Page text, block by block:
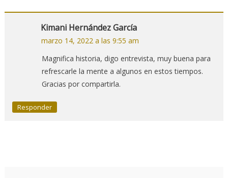
Kimani Hernández García
marzo 14, 2022 a las 9:55 am
Magnifica historia, digo entrevista, muy buena para
refrescarle la mente a algunos en estos tiempos.
Gracias por compartirla.
Responder